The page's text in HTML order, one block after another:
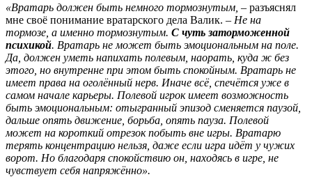
«Вратарь должен быть немного тормознутым, – разъяснял
мне своё понимание вратарского дела Валик. – Не на
тормозе, а именно тормознутым. С чуть заторможенной
психикой. Вратарь не может быть эмоциональным на поле.
Да, должен уметь напихать полевым, наорать, куда ж без
этого, но внутренне при этом быть спокойным. Вратарь не
имеет права на оголённый нерв. Иначе всё, спечётся уже в
самом начале карьеры. Полевой игрок имеет возможность
быть эмоциональным: отыгранный эпизод сменяется паузой,
дальше опять движение, борьба, опять пауза. Полевой
может на короткий отрезок побыть вне игры. Вратарю
терять концентрацию нельзя, даже если игра идёт у чужих
ворот. Но благодаря спокойствию он, находясь в игре, не
чувствует себя напряжённо».